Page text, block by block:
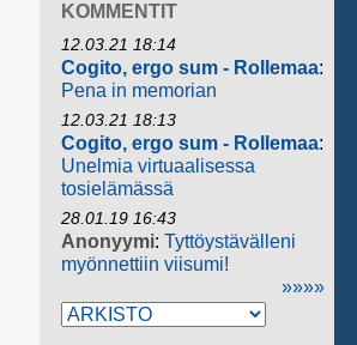
KOMMENTIT
12.03.21 18:14
Cogito, ergo sum - Rollemaa:
Pena in memorian
12.03.21 18:13
Cogito, ergo sum - Rollemaa:
Unelmia virtuaalisessa
tosielämässä
28.01.19 16:43
Anonyymi: Tyttöystävälleni
myönnettiin viisumi!
»»»»